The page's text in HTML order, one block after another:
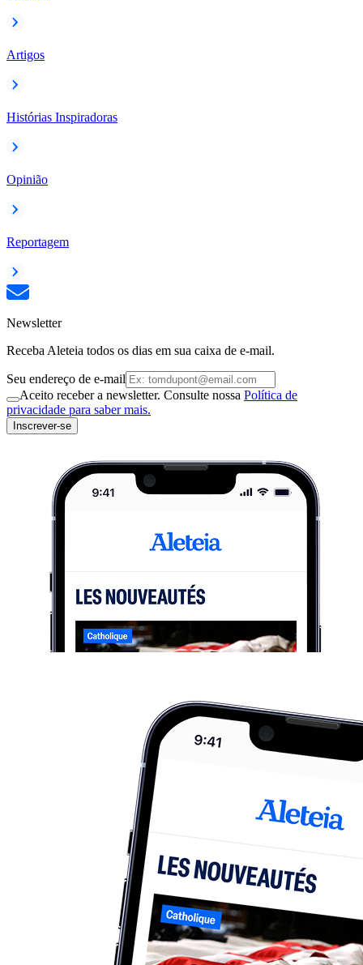
Artigos
Histórias Inspiradoras
Opinião
Reportagem
Newsletter
Receba Aleteia todos os dias em sua caixa de e-mail.
Seu endereço de e-mail
Aceito receber a newsletter. Consulte nossa Política de
privacidade para saber mais.
Inscrever-se